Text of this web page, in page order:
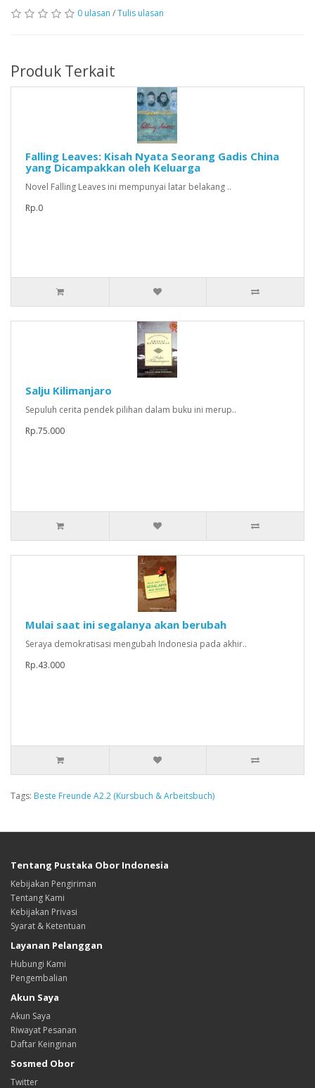
0 ulasan /Tulis ulasan
Produk Terkait
Falling Leaves: Kisah Nyata Seorang Gadis China
yang Dicampakkan oleh Keluarga
Novel Falling Leaves ini mempunyai latar belakang ..
Rp.0
Salju Kilimanjaro
Sepuluh cerita pendek pilihan dalam buku ini merup..
Rp.75.000
Mulai saat ini segalanya akan berubah
Seraya demokratisasi mengubah Indonesia pada akhir..
Rp.43.000
Tags: Beste Freunde A2.2 (Kursbuch & Arbeitsbuch)
Tentang Pustaka Obor Indonesia
Kebijakan Pengiriman
Tentang Kami
Kebijakan Privasi
Syarat & Ketentuan
Layanan Pelanggan
Hubungi Kami
Pengembalian
Akun Saya
Akun Saya
Riwayat Pesanan
Daftar Keinginan
Sosmed Obor
Twitter